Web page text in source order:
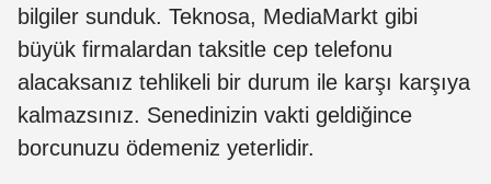
bilgiler sunduk. Teknosa, MediaMarkt gibi
büyük firmalardan taksitle cep telefonu
alacaksanız tehlikeli bir durum ile karşı karşıya
kalmazsınız. Senedinizin vakti geldiğince
borcunuzu ödemeniz yeterlidir.